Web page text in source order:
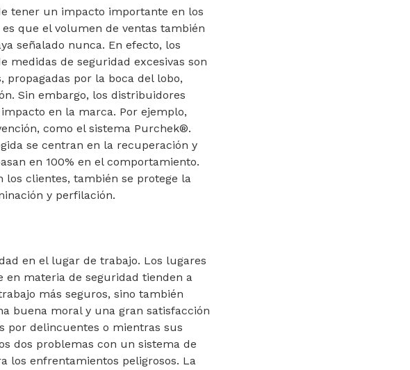
tener un impacto importante en los
que el volumen de ventas también
señalado nunca. En efecto, los
medidas de seguridad excesivas son
por la boca del lobo,
Sin embargo, los distribuidores
en la marca. Por ejemplo,
como el sistema Purchek®.
se centran en la recuperación y
en 100% en el comportamiento.
clientes, también se protege la
y perfilación.
en el lugar de trabajo. Los lugares
en materia de seguridad tienden a
más seguros, sino también
buena moral y una gran satisfacción
por delincuentes o mientras sus
dos problemas con un sistema de
los enfrentamientos peligrosos. La